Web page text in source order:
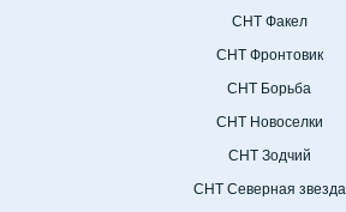
СНТ Факел
СНТ Фронтовик
СНТ Борьба
СНТ Новоселки
СНТ Зодчий
СНТ Северная звезда